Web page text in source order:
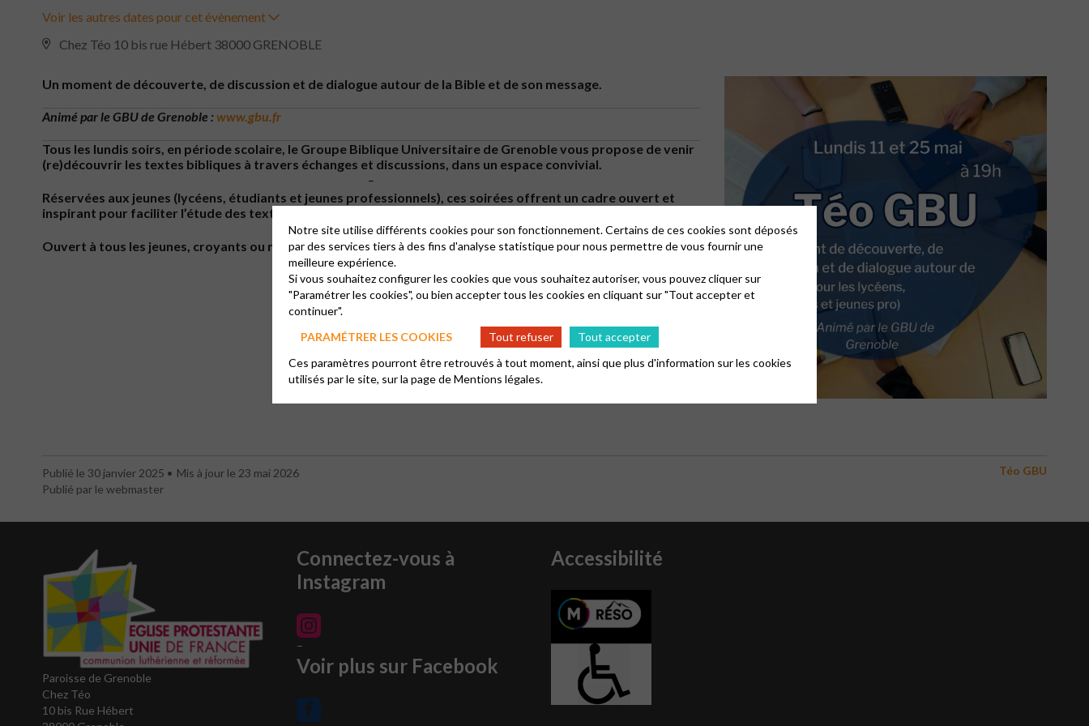
Voir les autres dates pour cet évènement
Chez Téo 10 bis rue Hébert 38000 GRENOBLE
Un moment de découverte, de discussion et de dialogue autour de la Bible et de son message.
Animé par le GBU de Grenoble :www.gbu.fr
Tous les lundis soirs, en période scolaire, le Groupe Biblique Universitaire de Grenoble vous propose de venir
(re)découvrir les textes bibliques à travers échanges et discussions, dans un espace convivial.
–
Réservées aux jeunes (lycéens, étudiants et jeunes professionnels), ces soirées offrent un cadre ouvert et
inspirant pour faciliter l’étude des textes bibliques et créer un dialogue avec ceux qui nous entourent.
–
Ouvert à tous les jeunes, croyants ou non. Entrée libre – sans inscription
Publié le 30 janvier 2025
Mis à jour le 23 mai 2026
Publié par le webmaster
Téo GBU
Paroisse de Grenoble
Chez Téo
10 bis Rue Hébert
Connectez-vous à
Instagram
–
Voir plus sur Facebook
Accessibilité
Notre site utilise différents cookies pour son fonctionnement. Certains de ces cookies sont déposés
par des services tiers à des fins d'analyse statistique pour nous permettre de vous fournir une
meilleure expérience.
Si vous souhaitez configurer les cookies que vous souhaitez autoriser, vous pouvez cliquer sur
"Paramétrer les cookies", ou bien accepter tous les cookies en cliquant sur "Tout accepter et
continuer".
PARAMÉTRER LES COOKIES
Tout refuser
Tout accepter
Ces paramètres pourront être retrouvés à tout moment, ainsi que plus d'information sur les cookies
utilisés par le site, sur la page deMentions légales.